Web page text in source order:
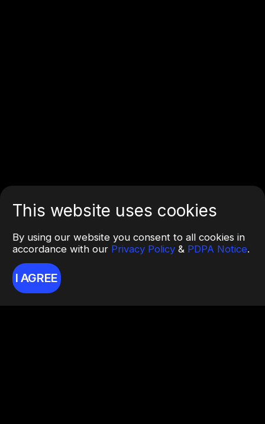
This website uses cookies
By using our website you consent to all cookies in
accordance with our Privacy Policy & PDPA Notice.
I AGREE